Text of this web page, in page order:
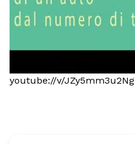
youtube://v/JZy5mm3u2Ng